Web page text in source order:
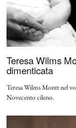
Teresa Wilms
dimenticata
Teresa Wilms Montt nel
Novecento cileno.